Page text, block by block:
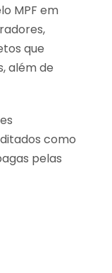
MPF em
que
além de
como
pelas